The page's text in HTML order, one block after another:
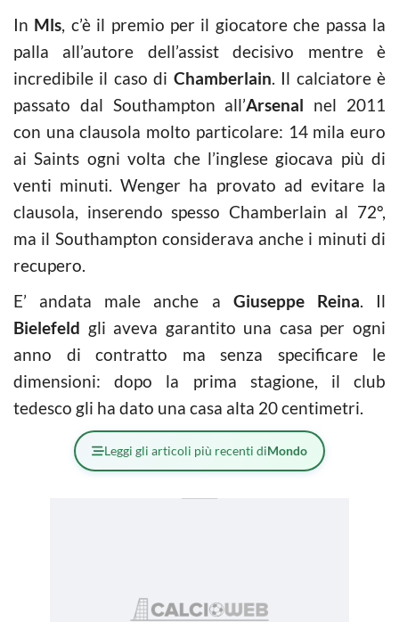
In Mls, c’è il premio per il giocatore che passa la
palla all’autore dell’assist decisivo mentre è
incredibile il caso di Chamberlain. Il calciatore è
passato dal Southampton all’Arsenal nel 2011
con una clausola molto particolare: 14 mila euro
ai Saints ogni volta che l’inglese giocava più di
venti minuti. Wenger ha provato ad evitare la
clausola, inserendo spesso Chamberlain al 72°,
ma il Southampton considerava anche i minuti di
recupero.
E’ andata male anche a Giuseppe Reina. Il
Bielefeld gli aveva garantito una casa per ogni
anno di contratto ma senza specificare le
dimensioni: dopo la prima stagione, il club
tedesco gli ha dato una casa alta 20 centimetri.
Leggi gli articoli più recenti diMondo